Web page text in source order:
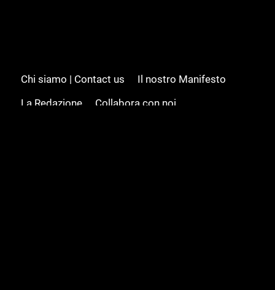
Chi siamo | Contact us
Il nostro Manifesto
La Redazione
Collabora con noi